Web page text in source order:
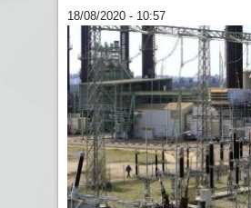
18/08/2020 - 10:57